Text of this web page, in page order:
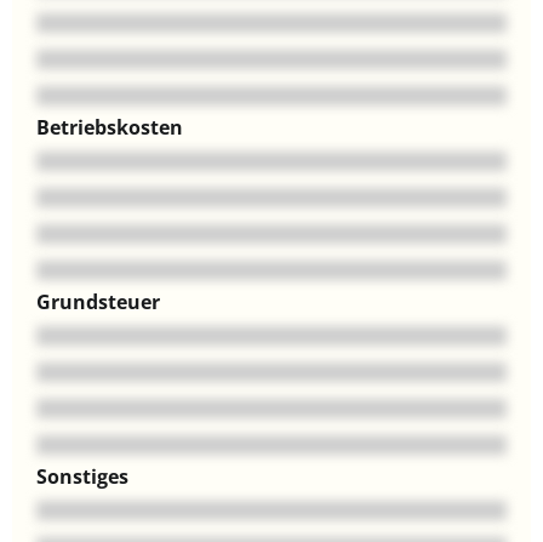
Betriebskosten
Grundsteuer
Sonstiges